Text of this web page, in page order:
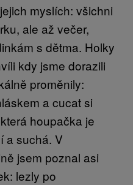
myslích: všichni
ale až večer,
s dětma. Holky
kdy jsme dorazili
proměnily:
a cucat si
houpačka je
a suchá. V
jsem poznal asi
lezly po